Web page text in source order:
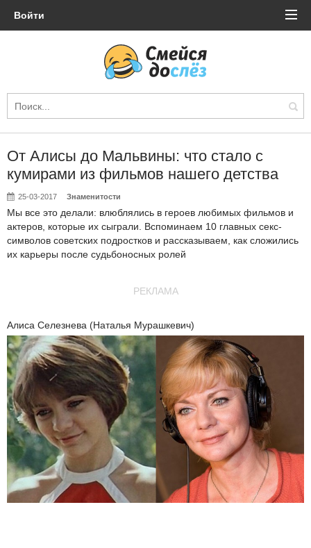
Войти
От Алисы до Мальвины: что стало с
кумирами из фильмов нашего детства
25-03-2017 Знаменитости
Мы все это делали: влюблялись в героев любимых фильмов и
актеров, которые их сыграли. Вспоминаем 10 главных секс-
символов советских подростков и рассказываем, как сложились
их карьеры после судьбоносных ролей
РЕКЛАМА
Алиса Селезнева (Наталья Мурашкевич)